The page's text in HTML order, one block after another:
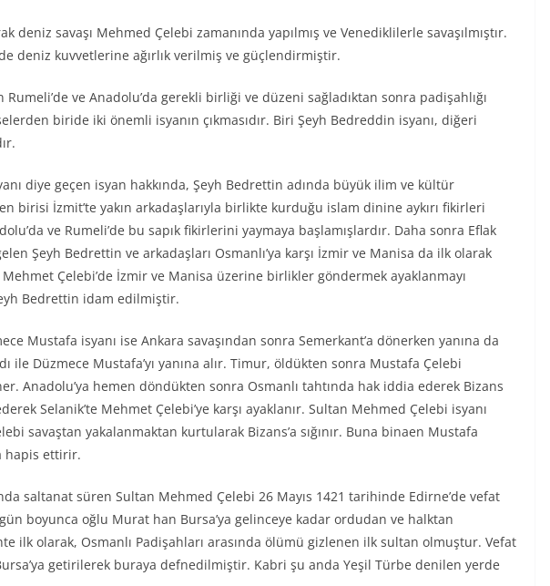
deniz savaşı Mehmed Çelebi zamanında yapılmış ve Venediklilerle savaşılmıştır.
deniz kuvvetlerine ağırlık verilmiş ve güçlendirmiştir.
ve Anadolu’da gerekli birliği ve düzeni sağladıktan sonra padişahlığı
biride iki önemli isyanın çıkmasıdır. Biri Şeyh Bedreddin isyanı, diğeri
diye geçen isyan hakkında, Şeyh Bedrettin adında büyük ilim ve kültür
birisi İzmit’te yakın arkadaşlarıyla birlikte kurduğu islam dinine aykırı fikirleri
ve Rumeli’de bu sapık fikirlerini yaymaya başlamışlardır. Daha sonra Eflak
Şeyh Bedrettin ve arkadaşları Osmanlı’ya karşı İzmir ve Manisa da ilk olarak
Mehmet Çelebi’de İzmir ve Manisa üzerine birlikler göndermek ayaklanmayı
Bedrettin idam edilmiştir.
Mustafa isyanı ise Ankara savaşından sonra Semerkant’a dönerken yanına da
ile Düzmece Mustafa’yı yanına alır. Timur, öldükten sonra Mustafa Çelebi
Anadolu’ya hemen döndükten sonra Osmanlı tahtında hak iddia ederek Bizans
Selanik’te Mehmet Çelebi’ye karşı ayaklanır. Sultan Mehmed Çelebi isyanı
savaştan yakalanmaktan kurtularak Bizans’a sığınır. Buna binaen Mustafa
hapis ettirir.
saltanat süren Sultan Mehmed Çelebi 26 Mayıs 1421 tarihinde Edirne’de vefat
boyunca oğlu Murat han Bursa’ya gelinceye kadar ordudan ve halktan
ilk olarak, Osmanlı Padişahları arasında ölümü gizlenen ilk sultan olmuştur. Vefat
getirilerek buraya defnedilmiştir. Kabri şu anda Yeşil Türbe denilen yerde